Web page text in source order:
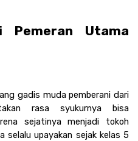
Pemeran Utama
gadis muda pemberani dari
rasa syukurnya bisa
sejatinya menjadi tokoh
selalu upayakan sejak kelas 5